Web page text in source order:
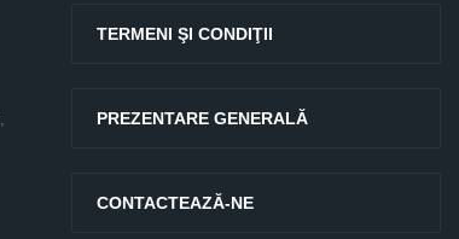
TERMENI ŞI CONDIŢII
PREZENTARE GENERALĂ
CONTACTEAZĂ-NE